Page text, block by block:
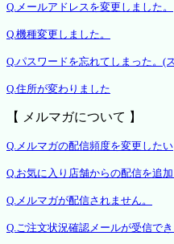
Q.メールアドレスを変更しました。
Q.機種変更しました。
Q.パスワードを忘れてしまった。(
Q.住所が変わりました
【 メルマガについて 】
Q.メルマガの配信頻度を変更したい
Q.お気に入り店舗からの配信を追
Q.メルマガが配信されません。
Q.ご注文状況確認メールが受信でき